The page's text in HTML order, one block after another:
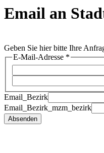
Email an
Geben Sie hier bitte Ihre
Geben
Email_Bezirk_mzm_bezirk
Anfrage
E-Mail-Adresse *
Email_Bezirk
Email_Bezirk_mzm_bezirk
Absenden